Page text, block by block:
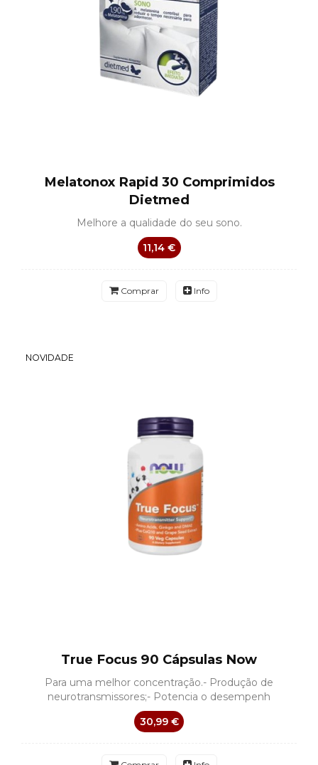
Melatonox Rapid 30 Comprimidos
Dietmed
Melhore a qualidade do seu sono.
11,14 €
Comprar Info
NOVIDADE
True Focus 90 Cápsulas Now
Para uma melhor concentração.- Produção de
neurotransmissores;- Potencia o desempenh
30,99 €